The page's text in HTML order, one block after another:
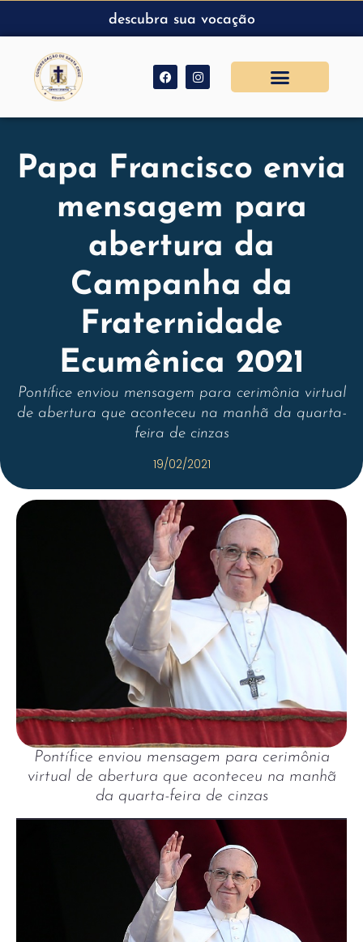
descubra sua vocação
Papa Francisco envia
mensagem para
abertura da
Campanha da
Fraternidade
Ecumênica 2021
Pontífice enviou mensagem para cerimônia virtual
de abertura que aconteceu na manhã da quarta-
feira de cinzas
19/02/2021
Pontífice enviou mensagem para cerimônia
virtual de abertura que aconteceu na manhã
da quarta-feira de cinzas